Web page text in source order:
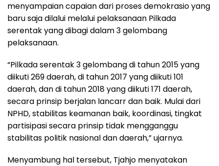
menyampaian capaian dari proses demokrasio yang
baru saja dilalui melalui pelaksanaan Pilkada
serentak yang dibagi dalam 3 gelombang
pelaksanaan.
“Pilkada serentak 3 gelombang di tahun 2015 yang
diikuti 269 daerah, di tahun 2017 yang diikuti 101
daerah, dan di tahun 2018 yang diikuti 171 daerah,
secara prinsip berjalan lancarr dan baik. Mulai dari
NPHD, stabilitas keamanan baik, koordinasi, tingkat
partisipasi secara prinsip tidak mengganggu
stabilitas politik nasional dan daerah,” ujarnya.
Menyambung hal tersebut, Tjahjo menyatakan